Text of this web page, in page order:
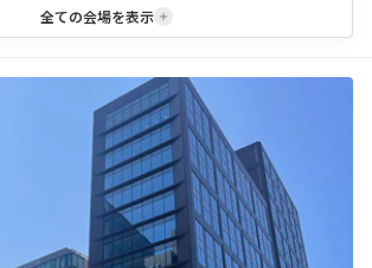
全ての会場を表示